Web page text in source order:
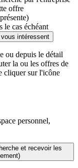
offre
le cas échéant
intéressent
ou depuis le détail
la ou les offres de
cliquer sur l'icône
personnel,
et recevoir les